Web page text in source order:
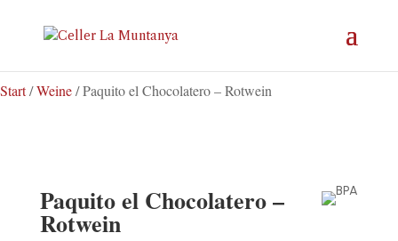
Start/Weine/ Paquito el Chocolatero – Rotwein
Paquito el Chocolatero –
Rotwein